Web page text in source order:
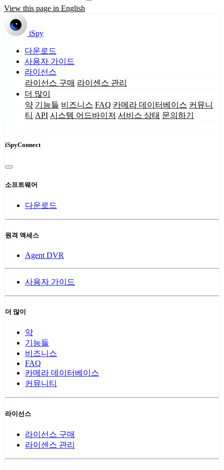
View this page in English
iSpy
다운로드
사용자 가이드
라이선스
라이선스 구매 라이센스 관리
더 많이
약 기능들 비즈니스 FAQ 카메라 데이터베이스 커뮤니
티 API 시스템 어드바이저 서비스 상태 문의하기
iSpyConnect
소프트웨어
다운로드
원격 액세스
Agent DVR
사용자 가이드
더 많이
약
기능들
비즈니스
FAQ
카메라 데이터베이스
커뮤니티
라이선스
라이선스 구매
라이센스 관리